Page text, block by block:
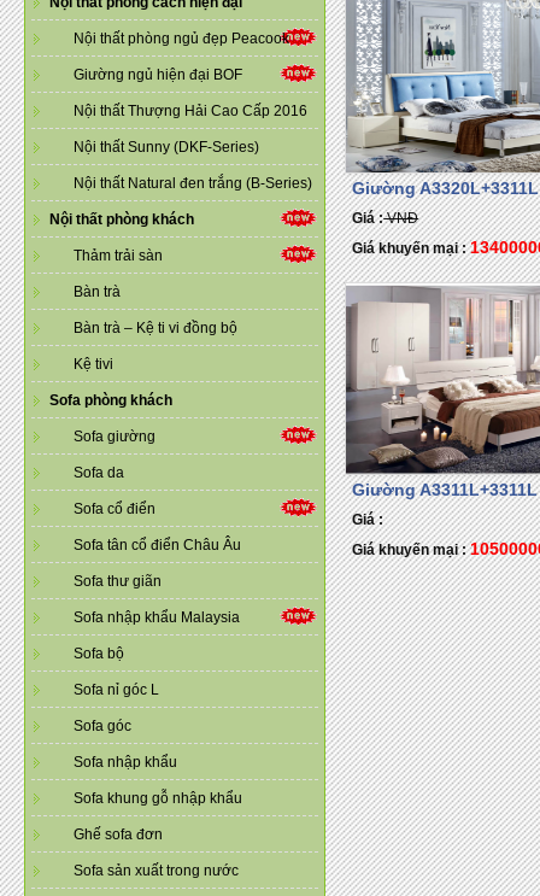
Nội thất phòng ngủ đẹp Peacook
Giường ngủ hiện đại BOF
Nội thất Thượng Hải Cao Cấp 2016
Nội thất Sunny (DKF-Series)
Nội thất Natural đen trắng (B-Series)
Nội thất phòng khách
Thảm trải sàn
Bàn trà
Bàn trà – Kệ ti vi đồng bộ
Kệ tivi
Sofa phòng khách
Sofa giường
Sofa da
Sofa cổ điển
Sofa tân cổ điển Châu Âu
Sofa thư giãn
Sofa nhập khẩu Malaysia
Sofa bộ
Sofa nỉ góc L
Sofa góc
Sofa nhập khẩu
Sofa khung gỗ nhập khẩu
Ghế sofa đơn
Sofa sản xuất trong nước
Giường A3320L+3311L
Giá :VNĐ
Giá khuyến mại :
Giường A3311L+3311L
Giá :
Giá khuyến mại :